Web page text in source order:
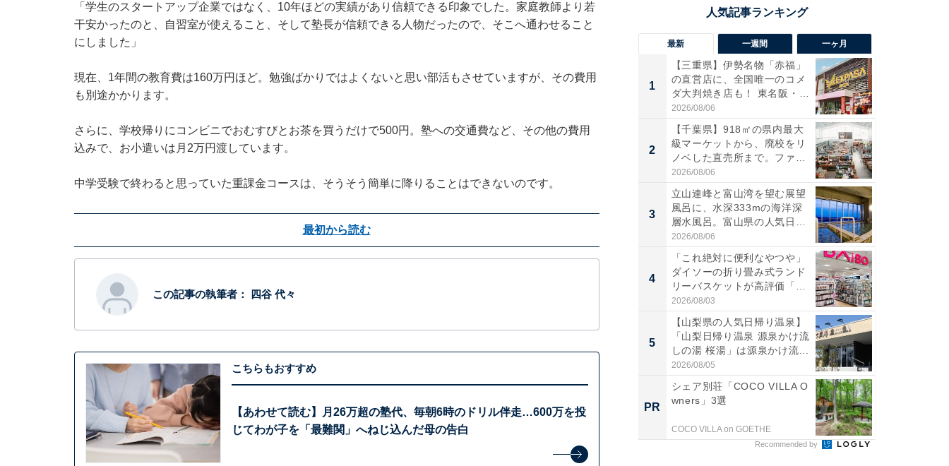
「学生のスタートアップ企業ではなく、10年ほどの実績があり信頼できる印象でした。家庭教師より若
干安かったのと、自習室が使えること、そして塾長が信頼できる人物だったので、そこへ通わせること
にしました」
現在、1年間の教育費は160万円ほど。勉強ばかりではよくないと思い部活もさせていますが、その費用
も別途かかります。
さらに、学校帰りにコンビニでおむすびとお茶を買うだけで500円。塾への交通費など、その他の費用
込みで、お小遣いは月2万円渡しています。
中学受験で終わると思っていた重課金コースは、そうそう簡単に降りることはできないのです。
最初から読む
この記事の執筆者： 四谷 代々
こちらもおすすめ
【あわせて読む】月26万超の塾代、毎朝6時のドリル伴走…600万を投
じてわが子を「最難関」へねじ込んだ母の告白
最新 一週間 一ヶ月
1
【三重県】伊勢名物「赤福」
の直営店に、全国唯一のコメ
ダ大判焼き店も！ 東名阪・
伊...
2026/08/06
2
【千葉県】918㎡の県内最大
級マーケットから、廃校をリ
ノベした直売所まで。ファ
ー...
2026/08/06
3
立山連峰と富山湾を望む展望
風呂に、水深333mの海洋深
層水風呂。富山県の人気日
帰...
2026/08/06
4
「これ絶対に便利なやつや」
ダイソーの折り畳み式ランド
リーバスケットが高評価「使
わ...
2026/08/03
5
【山梨県の人気日帰り温泉】
「山梨日帰り温泉 源泉かけ流
しの湯 桜湯」は源泉かけ流...
2026/08/05
PR
シェア別荘「COCO VILLA O
wners」3選
COCO VILLA on GOETHE
Recommended by